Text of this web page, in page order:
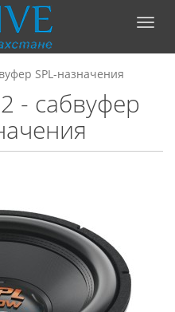
SPL-назначения
- сабвуфер